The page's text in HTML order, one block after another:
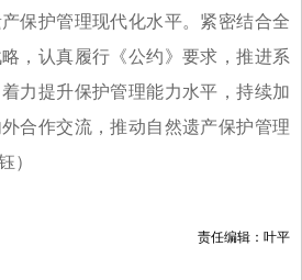
保护管理现代化水平。紧密结合全
，认真履行《公约》要求，推进系
力提升保护管理能力水平，持续加
合作交流，推动自然遗产保护管理
）
责任编辑：叶平